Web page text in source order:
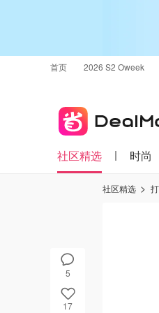
首页 2026 S2 Oweek
社区精选 时尚
5
17
社区精选